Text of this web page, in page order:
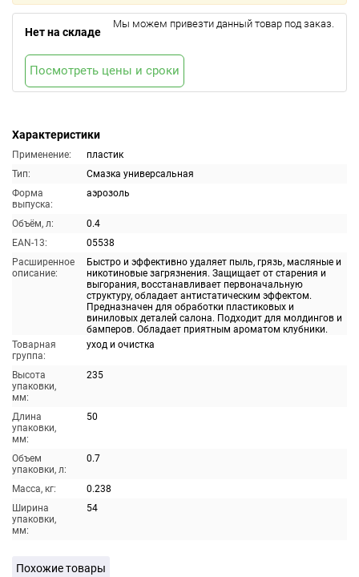
Характеристики
Применение:
пластик
Тип:
Смазка универсальная
Форма
выпуска:
аэрозоль
Объём, л:
0.4
EAN-13:
05538
Расширенное
описание:
Быстро и эффективно удаляет пыль, грязь, масляные и
никотиновые загрязнения. Защищает от старения и
выгорания, восстанавливает первоначальную
структуру, обладает антистатическим эффектом.
Предназначен для обработки пластиковых и
виниловых деталей салона. Подходит для молдингов и
бамперов. Обладает приятным ароматом клубники.
Товарная
группа:
уход и очистка
Высота
упаковки,
мм:
235
Длина
упаковки,
мм:
50
Объем
упаковки, л:
0.7
Масса, кг:
0.238
Ширина
упаковки,
мм:
54
Нет на складе
Мы можем привезти данный товар под заказ.
Посмотреть цены и сроки
Похожие товары